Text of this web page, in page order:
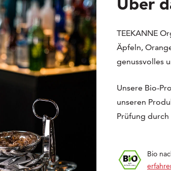
TEEKANNE
Äpfeln,
genussvolles
Unsere Bio-
unseren
Prüfung
Bio